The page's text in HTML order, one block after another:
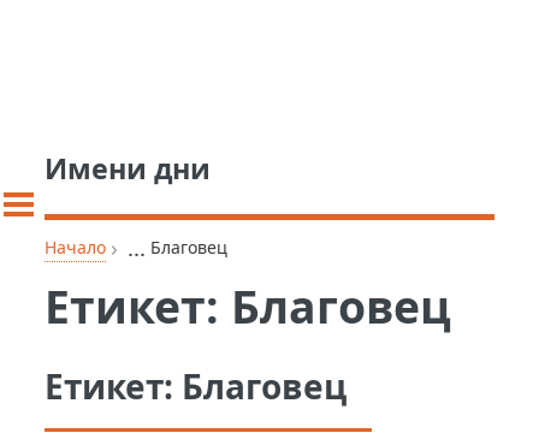
Имени дни
Начало › ... Благовец
Етикет: Благовец
Етикет: Благовец